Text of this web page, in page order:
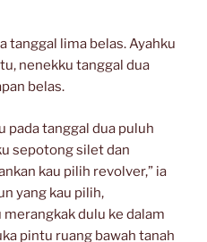
tanggal lima belas. Ayahku
nenekku tanggal dua
belas.
pada tanggal dua puluh
sepotong silet dan
kau pilih revolver,” ia
yang kau pilih,
dulu ke dalam
pintu ruang bawah tanah